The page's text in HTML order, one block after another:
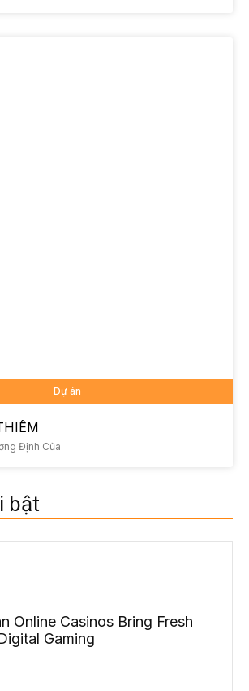
Dự án
Định Của
bật
Online Casinos Bring Fresh
Gaming